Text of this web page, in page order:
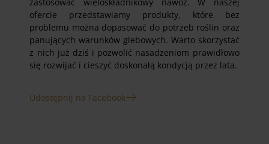
ofercie przedstawiamy produkty, które bez
problemu można dopasować do potrzeb roślin oraz
panujących warunków glebowych. Warto skorzystać
z nich już dziś i pozwolić nasadzeniom prawidłowo
się rozwijać i cieszyć doskonałą kondycją przez lata.
Udostępnij na Facebook